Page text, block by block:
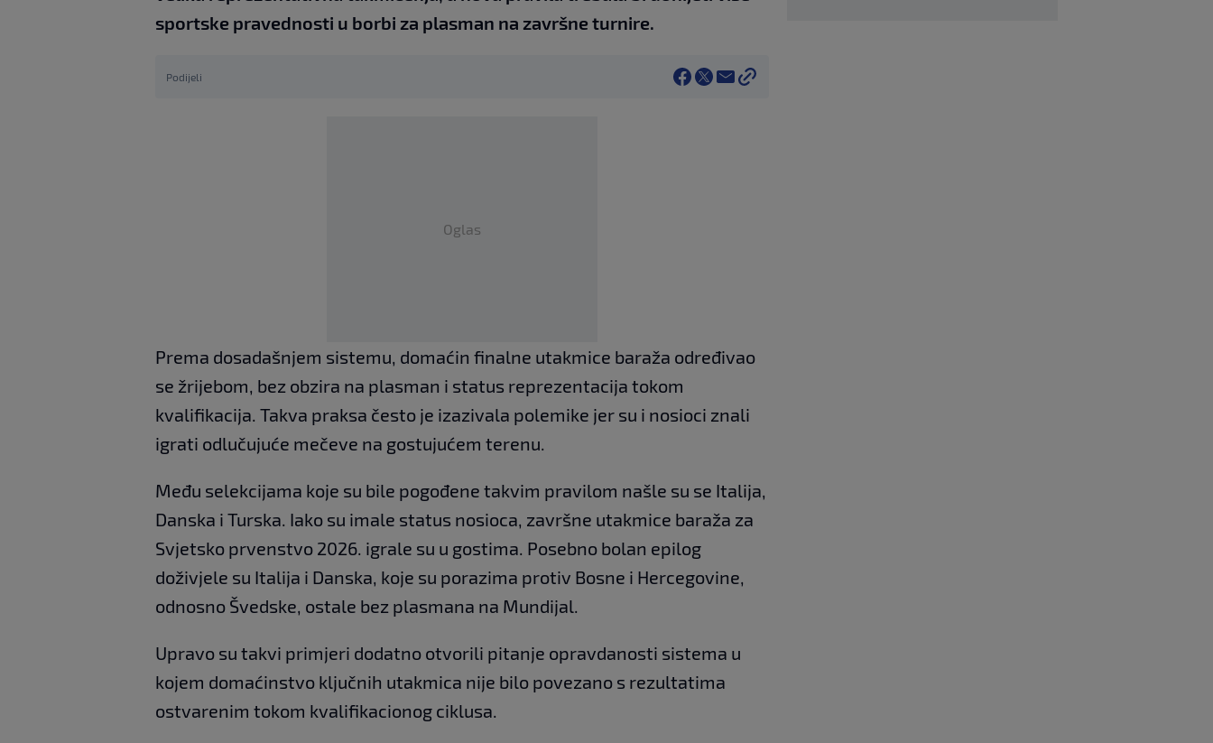
sportske pravednosti u borbi za plasman na završne turnire.
Podijeli
Oglas
Prema dosadašnjem sistemu, domaćin finalne utakmice baraža određivao
se žrijebom, bez obzira na plasman i status reprezentacija tokom
kvalifikacija. Takva praksa često je izazivala polemike jer su i nosioci znali
igrati odlučujuće mečeve na gostujućem terenu.
Među selekcijama koje su bile pogođene takvim pravilom našle su se Italija,
Danska i Turska. Iako su imale status nosioca, završne utakmice baraža za
Svjetsko prvenstvo 2026. igrale su u gostima. Posebno bolan epilog
doživjele su Italija i Danska, koje su porazima protiv Bosne i Hercegovine,
odnosno Švedske, ostale bez plasmana na Mundijal.
Upravo su takvi primjeri dodatno otvorili pitanje opravdanosti sistema u
kojem domaćinstvo ključnih utakmica nije bilo povezano s rezultatima
ostvarenim tokom kvalifikacionog ciklusa.